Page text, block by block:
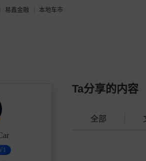
易鑫金融 本地车市
Ta分享的内容
全部